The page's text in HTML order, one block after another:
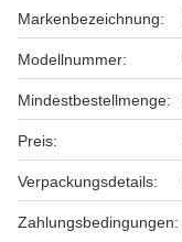
Markenbezeichnung:
Modellnummer:
Mindestbestellmenge:
Preis:
Verpackungsdetails:
Zahlungsbedingungen: